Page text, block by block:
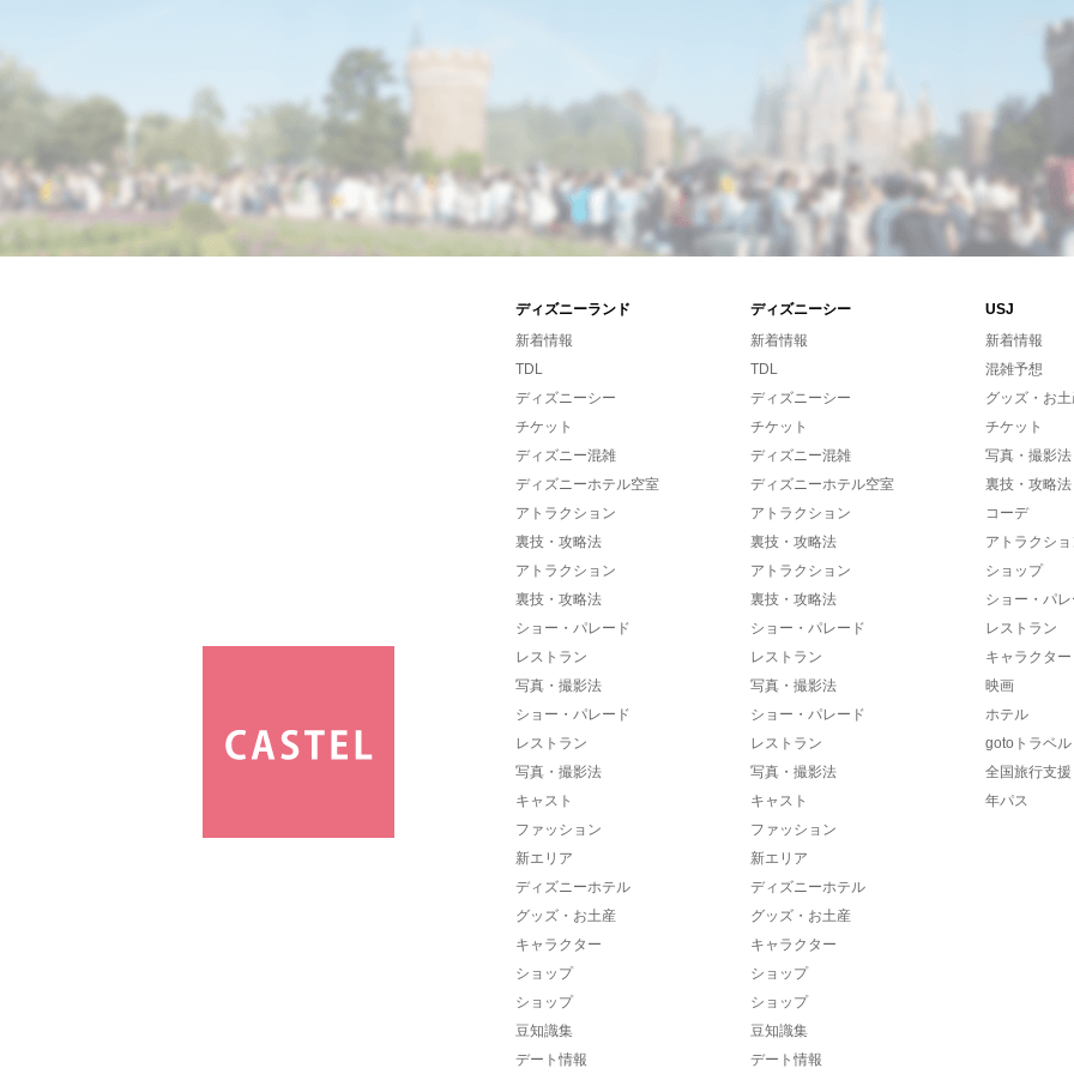
ディズニーランド ディズニーシー
USJ
新着情報
TDL
ディズニーシー
チケット
ディズニー混雑
ディズニーホテル空室
アトラクション
裏技・攻略法
アトラクション
裏技・攻略法
ショー・パレード
レストラン
写真・撮影法
ショー・パレード
レストラン
写真・撮影法
キャスト
ファッション
新エリア
ディズニーホテル
グッズ・お土産
キャラクター
ショップ
ショップ
豆知識集
デート情報
新着情報
TDL
ディズニーシー
チケット
ディズニー混雑
ディズニーホテル空室
アトラクション
裏技・攻略法
アトラクション
裏技・攻略法
ショー・パレード
レストラン
写真・撮影法
ショー・パレード
レストラン
写真・撮影法
キャスト
ファッション
新エリア
ディズニーホテル
グッズ・お土産
キャラクター
ショップ
ショップ
豆知識集
デート情報
新着情報
混雑予想
グッズ・お
チケット
写真・撮影法
裏技・攻略法
コーデ
アトラクシ
ショップ
ショー・パ
レストラン
キャラクター
映画
ホテル
gotoトラベル
全国旅行支援
年パス